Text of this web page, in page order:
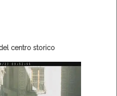
centro storico